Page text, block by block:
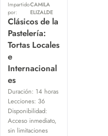
Impartido
por:
CAMILA
ELIZALDE
Clásicos de la
Pastelería:
Tortas Locales
e
Internacional
es
Duración: 14 horas
Lecciones: 36
Disponibilidad:
Acceso inmediato,
sin limitaciones